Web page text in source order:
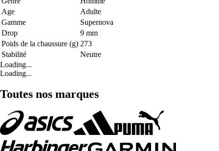
Age
Adulte
Gamme
Supernova
Drop
9 mm
Poids de la chaussure (g) 273
Stabilité
Neutre
Loading...
Loading...
Toutes nos marques